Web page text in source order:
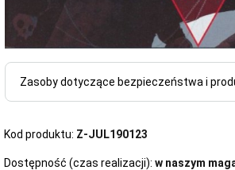
Zasoby dotyczące bezpieczeństwa i
Kod produktu: Z-JUL190123
Dostępność (czas realizacji): w naszym